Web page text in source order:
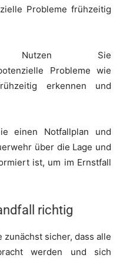
Probleme frühzeitig
Nutzen Sie
Probleme wie
erkennen und
einen Notfallplan und
über die Lage und
ist, um im Ernstfall
richtig
zunächst sicher, dass alle
werden und sich